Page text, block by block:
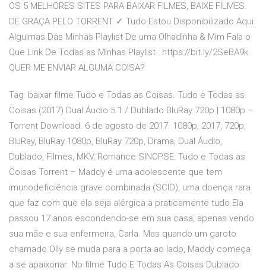
OS 5 MELHORES SITES PARA BAIXAR FILMES, BAIXE FILMES
DE GRAÇA PELO TORRENT ✓ Tudo Estou Disponibilizado Aqui
Algulmas Das Minhas Playlist De uma Olhadinha & Mim Fala o
Que Link De Todas as Minhas Playlist : https://bit.ly/2SeBA9k
QUER ME ENVIAR ALGUMA COISA?
Tag: baixar filme Tudo e Todas as Coisas. Tudo e Todas as
Coisas (2017) Dual Áudio 5.1 / Dublado BluRay 720p | 1080p –
Torrent Download. 6 de agosto de 2017. 1080p, 2017, 720p,
BluRay, BluRay 1080p, BluRay 720p, Drama, Dual Áudio,
Dublado, Filmes, MKV, Romance SINOPSE: Tudo e Todas as
Coisas Torrent – Maddy é uma adolescente que tem
imunodeficiência grave combinada (SCID), uma doença rara
que faz com que ela seja alérgica a praticamente tudo.Ela
passou 17 anos escondendo-se em sua casa, apenas vendo
sua mãe e sua enfermeira, Carla. Mas quando um garoto
chamado Olly se muda para a porta ao lado, Maddy começa
a se apaixonar. No filme Tudo E Todas As Coisas Dublado